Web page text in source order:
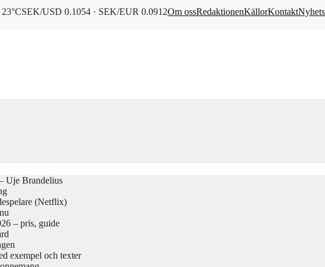
SEK/USD 0.1054 · SEK/EUR 0.0912Om ossRedaktionenKällorKontakt
Uje Brandelius
(Netflix)
– pris, guide
exempel och texter